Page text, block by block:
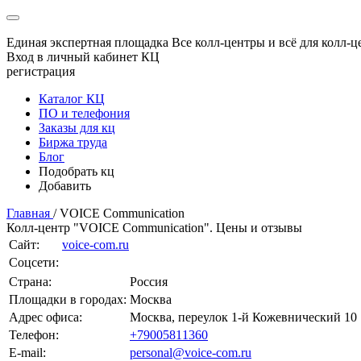
Единая экспертная площадка Все колл-центры и всё для колл-
Вход в личный кабинет КЦ
регистрация
Каталог КЦ
ПО и телефония
Заказы для кц
Биржа труда
Блог
Подобрать кц
Добавить
Главная / VOICE Communication
Колл-центр "VOICE Communication". Цены и отзывы
Сайт:
voice-com.ru
Соцсети:
Страна:
Россия
Площадки в городах: Москва
Адрес офиса:
Москва, переулок 1-й Кожевнический 10
Телефон:
+79005811360
E-mail:
personal@voice-com.ru